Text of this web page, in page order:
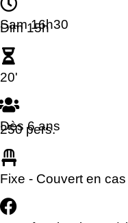
Sam 16h30
Dim 15h
20'
Dès 6 ans
250 pers.
Fixe - Couvert en